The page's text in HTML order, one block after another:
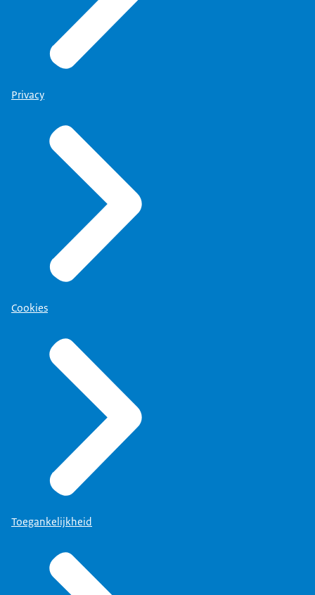
Privacy
Cookies
Toegankelijkheid